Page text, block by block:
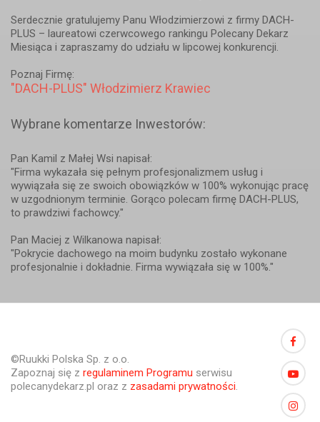
Serdecznie gratulujemy Panu Włodzimierzowi z firmy DACH-
PLUS – laureatowi czerwcowego rankingu Polecany Dekarz
Miesiąca i zapraszamy do udziału w lipcowej konkurencji.
Poznaj Firmę:
"DACH-PLUS" Włodzimierz Krawiec
Wybrane komentarze Inwestorów:
Pan Kamil z Małej Wsi napisał:
"Firma wykazała się pełnym profesjonalizmem usług i
wywiązała się ze swoich obowiązków w 100% wykonując pracę
w uzgodnionym terminie. Gorąco polecam firmę DACH-PLUS,
to prawdziwi fachowcy."
Pan Maciej z Wilkanowa napisał:
"Pokrycie dachowego na moim budynku zostało wykonane
profesjonalnie i dokładnie. Firma wywiązała się w 100%."
©Ruukki Polska Sp. z o.o.
Zapoznaj się z regulaminem Programu serwisu
polecanydekarz.pl oraz z zasadami prywatności.